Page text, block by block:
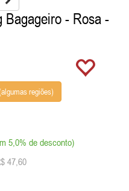
Bagageiro - Rosa -
regiões)
5,0% de desconto)
47,60